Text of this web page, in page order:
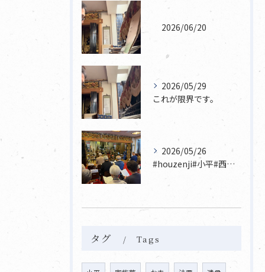
2026/06/20
2026/05/29
これが限界です。
2026/05/26
#houzenji#小平#西東京市#東村山#立川市国分寺市寺...
タグ Tags